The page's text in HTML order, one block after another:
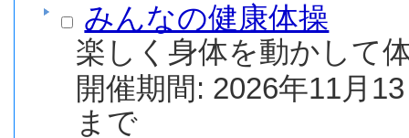
みんなの健康体操
楽しく身体を動かして
開催期間: 2026年11月